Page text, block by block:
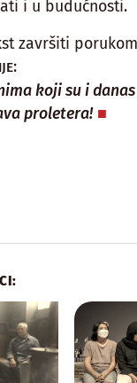
i u budućnosti.
završiti
:
koji su i
proletera!